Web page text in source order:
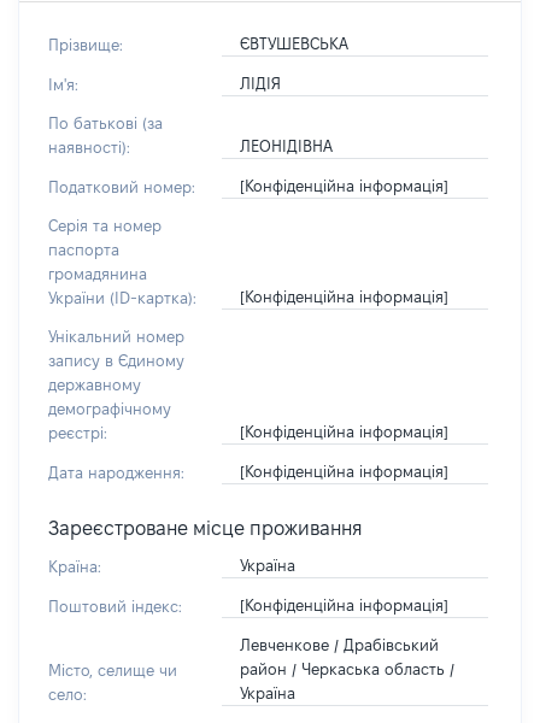
Прізвище: ЄВТУШЕВСЬКА
Ім'я: ЛІДІЯ
По батькові (за
наявності):
ЛЕОНІДІВНА
Податковий номер: [Конфіденційна інформація]
Серія та номер
паспорта
громадянина
України (ID-картка):
[Конфіденційна інформація]
Унікальний номер
запису в Єдиному
державному
демографічному
реєстрі:
[Конфіденційна інформація]
Дата народження: [Конфіденційна інформація]
Зареєстроване місце проживання
Країна: Україна
Поштовий індекс: [Конфіденційна інформація]
Місто, селище чи
село:
Левченкове / Драбівський
район / Черкаська область /
Україна